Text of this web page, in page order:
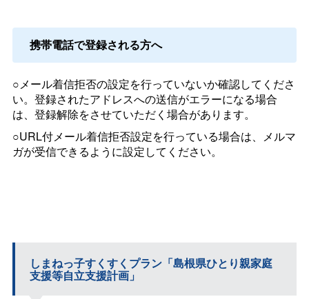
携帯電話で登録される方へ
○メール着信拒否の設定を行っていないか確認してくださ
い。登録されたアドレスへの送信がエラーになる場合
は、登録解除をさせていただく場合があります。
○URL付メール着信拒否設定を行っている場合は、メルマ
ガが受信できるように設定してください。
しまねっ子すくすくプラン「島根県ひとり親家庭
支援等自立支援計画」